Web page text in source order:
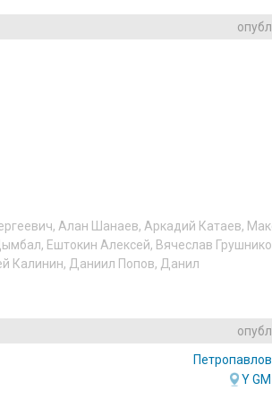
, Алан Шанаев, Аркадий Катаев,
, Ештокин Алексей, Вячеслав
Калинин, Даниил Попов, Данил
YGM